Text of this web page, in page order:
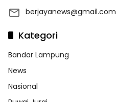
berjayanews@gmail.com
Kategori
Bandar Lampung
News
Nasional